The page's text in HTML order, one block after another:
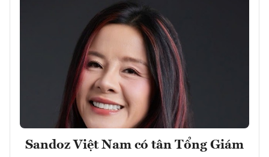
Sandoz Việt Nam có tân Tổng Giám